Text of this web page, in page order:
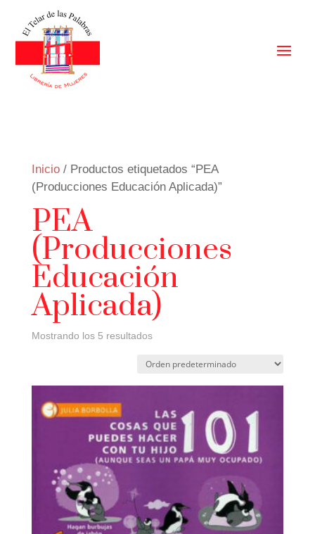
Inicio/ Productos etiquetados “PEA
(Producciones Educación Aplicada)”
PEA
(Producciones
Educación
Aplicada)
Mostrando los 5 resultados